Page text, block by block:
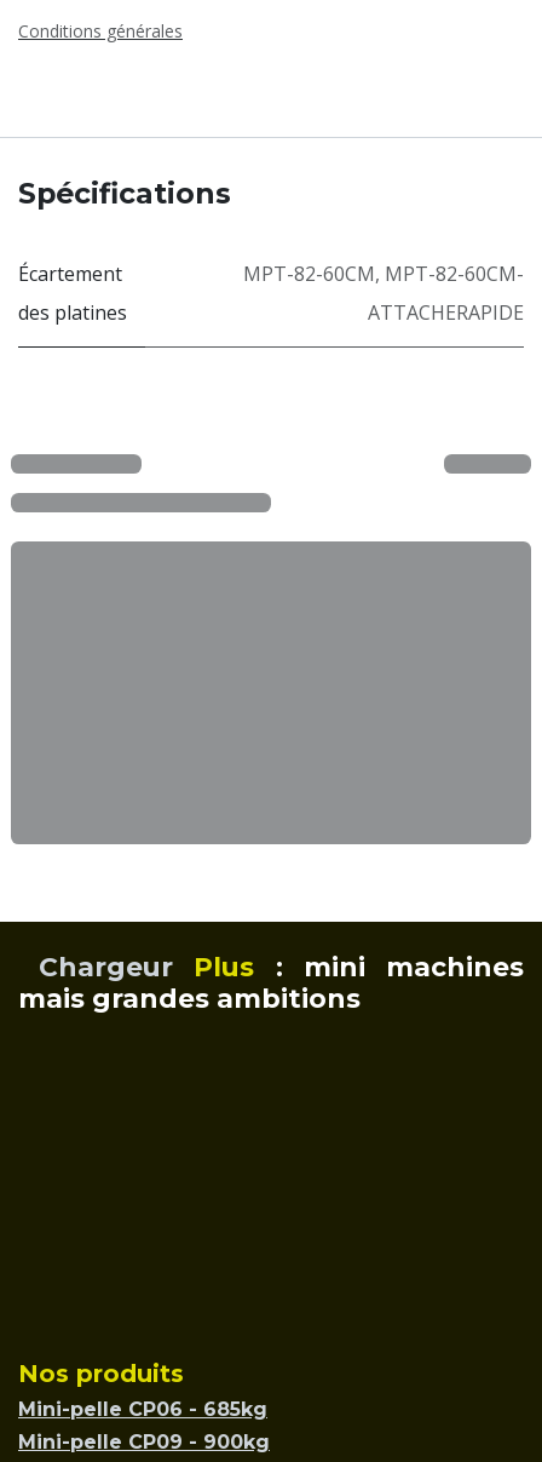
Conditions générales
Spécifications
Écartement
des platines
MPT-82-60CM, MPT-82-60CM-
ATTACHERAPIDE
Chargeur Plus : mini machines
mais grandes ambitions
Nos produits
Mini-pelle CP06 - 685kg
Mini-pelle CP09 - 900kg